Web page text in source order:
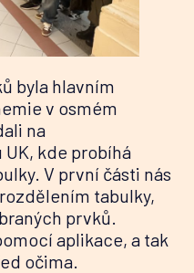
byla hlavním
v osmém
na
kde probíhá
V první části nás
tabulky,
prvků.
aplikace, a tak
očima.